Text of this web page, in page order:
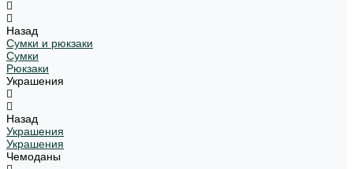
Назад
Сумки и рюкзаки
Сумки
Рюкзаки
Украшения
Назад
Украшения
Украшения
Чемоданы